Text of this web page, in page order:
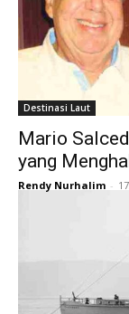
Destinasi Laut
Mario
yang
Rendy Nurhalim -